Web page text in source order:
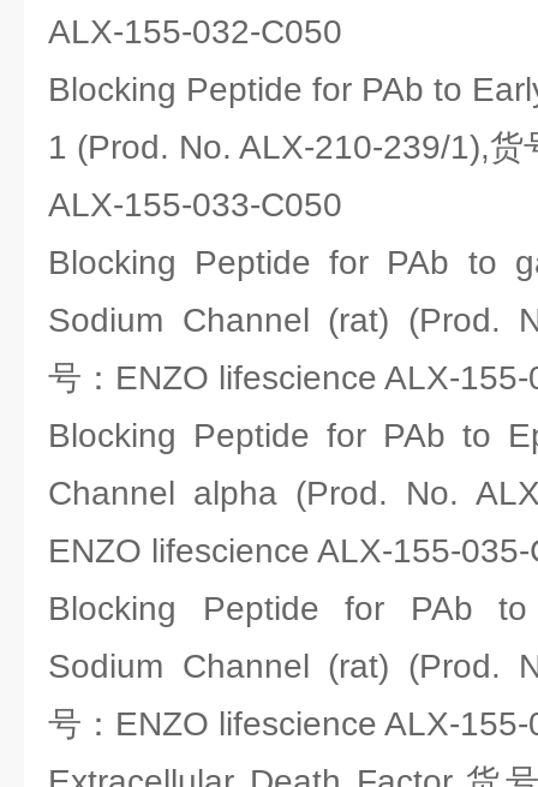
ALX-155-032-C050
Blocking Peptide for PAb to
1 (Prod. No. ALX-210-239/1),
ALX-155-033-C050
Blocking Peptide for PAb to
Sodium Channel (rat) (Prod.
号：ENZO lifescience ALX-
Blocking Peptide for PAb to
Channel alpha (Prod. No.
ENZO lifescience ALX-155-
Blocking Peptide for PAb to
Sodium Channel (rat) (Prod.
号：ENZO lifescience ALX-